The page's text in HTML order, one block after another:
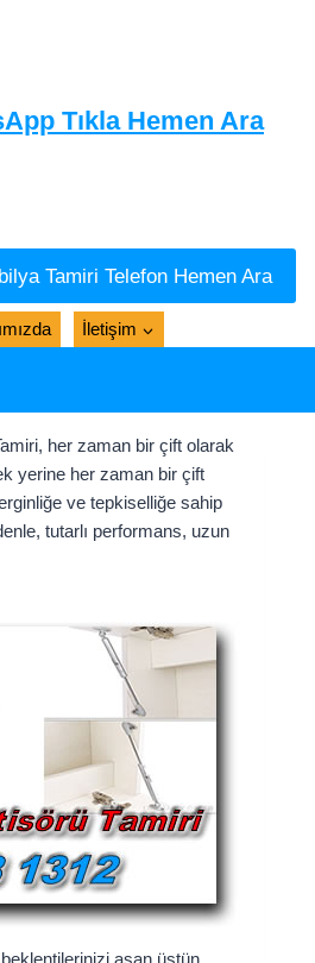
Tıkla Hemen Ara
Tamiri Telefon Hemen Ara
İletişim
her zaman bir çift olarak
yerine her zaman bir çift
ve tepkiselliğe sahip
tutarlı performans, uzun
beklentilerinizi aşan üstün